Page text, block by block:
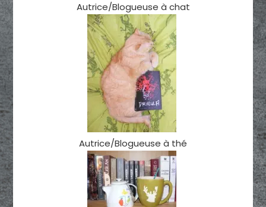
Autrice/Blogueuse à chat
Autrice/Blogueuse à thé